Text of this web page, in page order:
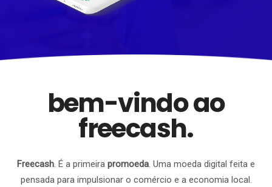
bem-vindo ao
freecash.
Freecash. É a primeira promoeda. Uma moeda digital feita e
pensada para impulsionar o comércio e a economia local.